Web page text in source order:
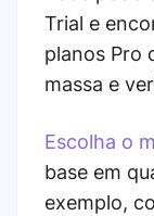
Trial e
planos Pro
massa e
Escolha o
base em
exemplo,